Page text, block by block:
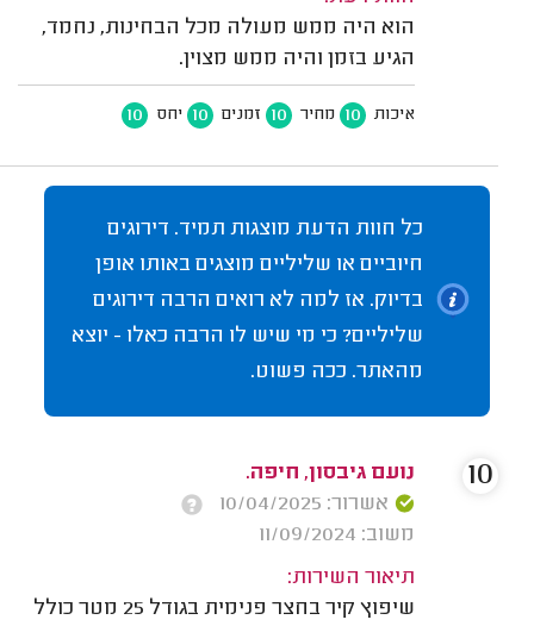
הוא היה ממש מעולה מכל הבחינות, נחמד,
הגיע בזמן והיה ממש מצוין.
איכות 10 מחיר 10 זמנים 10 יחס 10
כל חוות הדעת מוצגות תמיד. דירוגים
חיוביים או שליליים מוצגים באותו אופן
בדיוק. אז למה לא רואים הרבה דירוגים
שליליים? כי מי שיש לו הרבה כאלו - יוצא
מהאתר. ככה פשוט.
נועם גיבסון, חיפה.
אשרור: 10/04/2025
משוב: 11/09/2024
תיאור השירות:
שיפוץ קיר בחצר פנימית בגודל 25 מטר כולל
10